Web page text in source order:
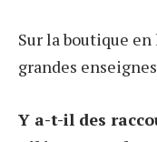
Sur la boutique
grandes
Y a-t-il des